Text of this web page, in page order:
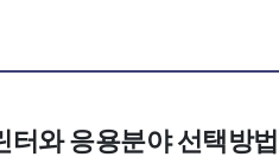
터와 응용분야 선택방법